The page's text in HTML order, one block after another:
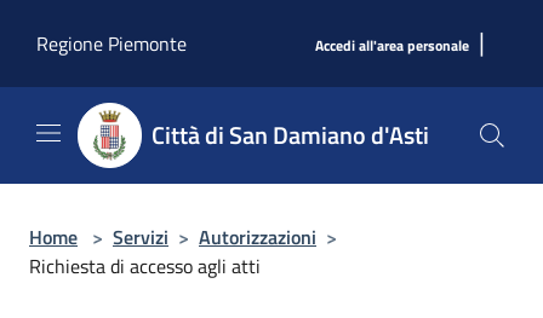
Regione Piemonte
Accedi all'area personale |
Città di San Damiano d'Asti
Home > Servizi > Autorizzazioni >
Richiesta di accesso agli atti